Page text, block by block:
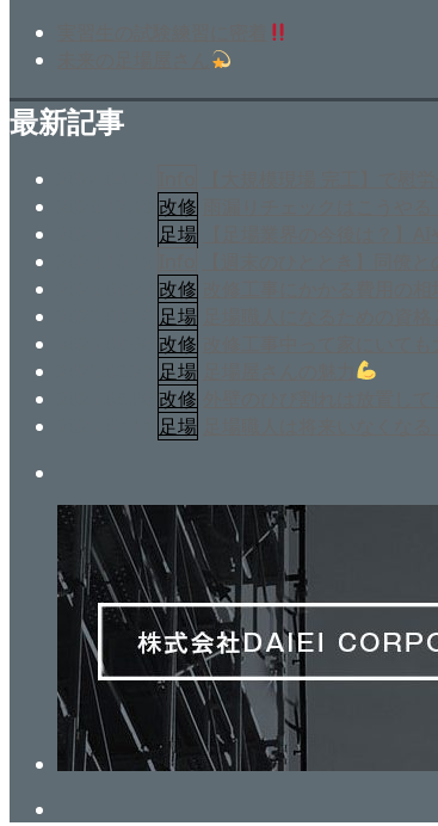
最新記事
改修
足場
改修
足場
改修
足場
改修
足場